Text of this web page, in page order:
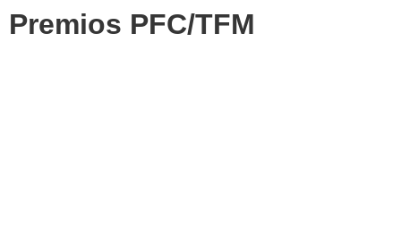
Premios PFC/TFM